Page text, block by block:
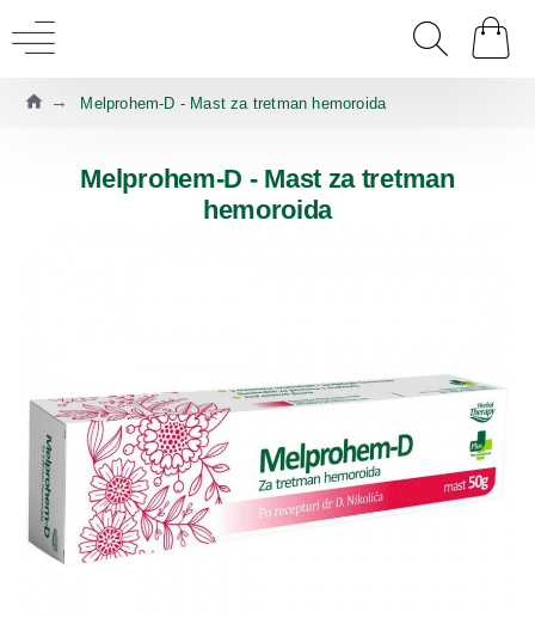
Melprohem-D - Mast za tretman hemoroida
Melprohem-D - Mast za tretman
hemoroida